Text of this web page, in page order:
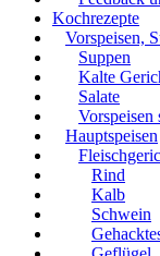
Kochrezepte
Vorspeisen,
Suppen
Kalte
Salate
Vorspeisen
Hauptspeisen
Rind
Kalb
Schwein